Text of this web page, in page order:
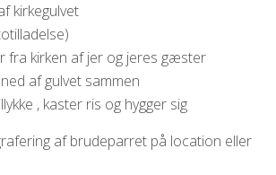
kirkegulvet
fra kirken af jer og jeres gæster
af gulvet sammen
, kaster ris og hygger sig
af brudeparret på location eller